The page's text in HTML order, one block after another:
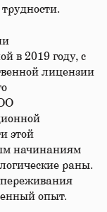
в 2019 году, с
лицензии
этой
начинаниям
раны.
опыт.